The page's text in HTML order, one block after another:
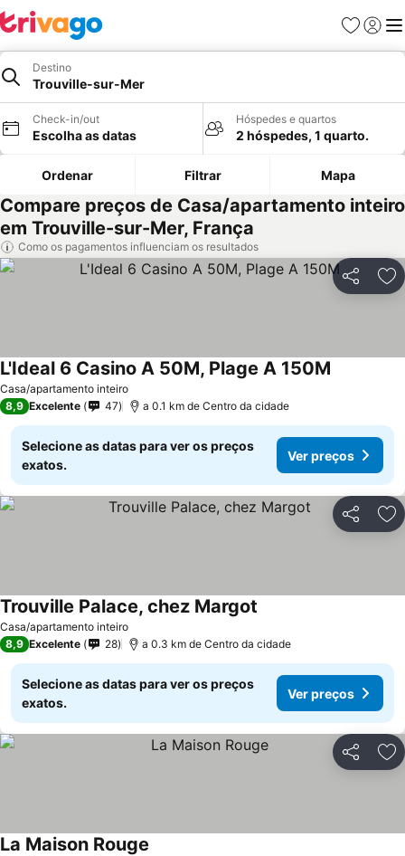
Favoritos
Iniciar
Destino
Trouville-sur-Mer
Check-in/out
Escolha as datas
Hóspedes e quartos
2 hóspedes, 1 quarto.
Ordenar Filtrar Mapa
Compare preços de Casa/apartamento inteiro
em Trouville-sur-Mer, França
Como os pagamentos influenciam os resultados
Partilhar
Casa/apartamento inteiro
L'Ideal 6 Casino A 50M, Plage A 150M
8,9 Excelente 47 a 0.1 km de Centro da cidade
Selecione as datas para ver os preços
exatos.
Ver preços
Partilhar
Casa/apartamento inteiro
Trouville Palace, chez Margot
8,9 Excelente 28 a 0.3 km de Centro da cidade
Selecione as datas para ver os preços
exatos.
Ver preços
Partilhar
La Maison Rouge